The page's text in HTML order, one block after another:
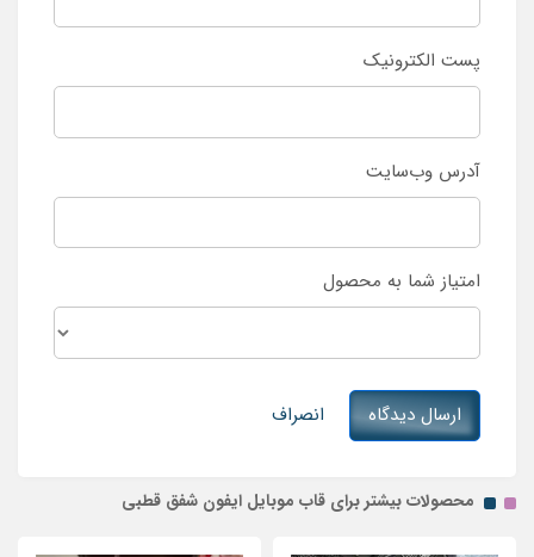
پست الکترونیک
آدرس وب‌سایت
امتیاز شما به محصول
ارسال دیدگاه انصراف
محصولات بیشتر برای قاب موبایل ایفون شفق قطبی